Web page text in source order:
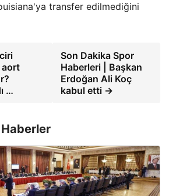
transfer edilmediğini
aort
…
Son Dakika Spor
Haberleri | Başkan
Erdoğan Ali Koç
kabul etti →